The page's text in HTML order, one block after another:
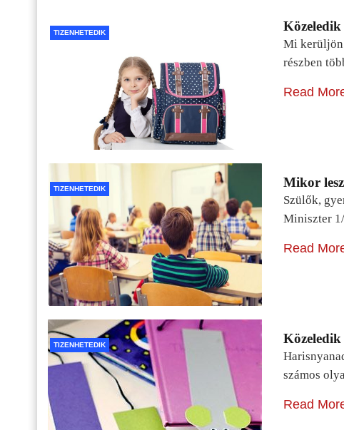
TIZENHETEDIK Közeledik
Mi kerüljön
részben
Read
TIZENHETEDIK Mikor
Szülők,
Miniszter
Read
TIZENHETEDIK Közeledik
számos
Read